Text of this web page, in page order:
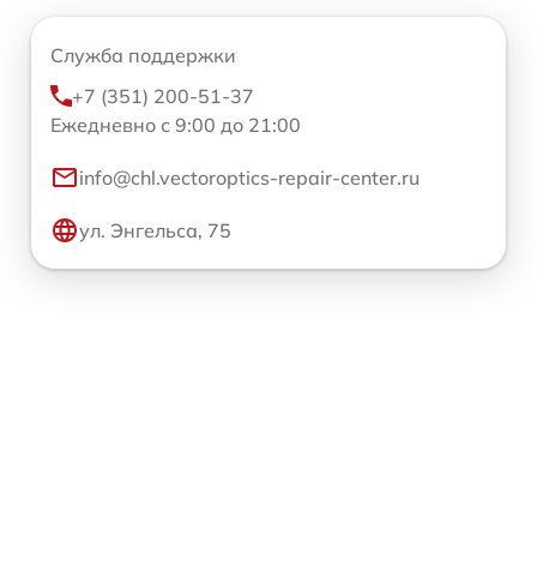
Служба поддержки
+7 (351) 200-51-37
Ежедневно с 9:00 до 21:00
info@chl.vectoroptics-repair-center.ru
ул. Энгельса, 75